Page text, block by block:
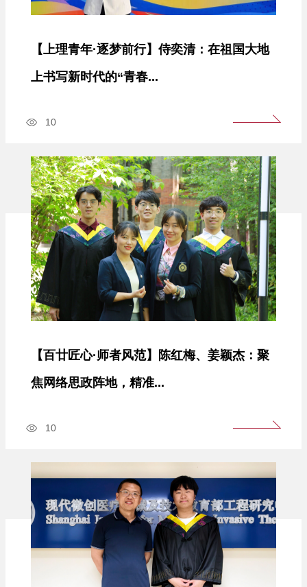
【上理青年·逐梦前行】侍奕清：在祖国大地
上书写新时代的“青春...
10
【百廿匠心·师者风范】陈红梅、姜颖杰：聚
焦网络思政阵地，精准...
10